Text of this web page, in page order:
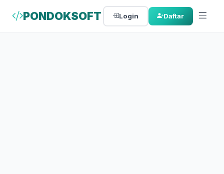
PONDOKSOFT Login Daftar